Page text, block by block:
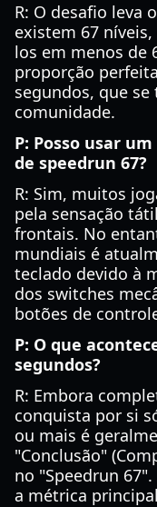
R: O desafio leva
existem 67
los em menos de
proporção
segundos, que
comunidade.
P: Posso usar
de speedrun 67?
R: Sim, muitos
pela sensação
frontais. No
mundiais é
teclado devido à
dos switches
botões de
P: O que
segundos?
R: Embora
conquista por si
ou mais é
"Conclusão"
no "Speedrun
a métrica